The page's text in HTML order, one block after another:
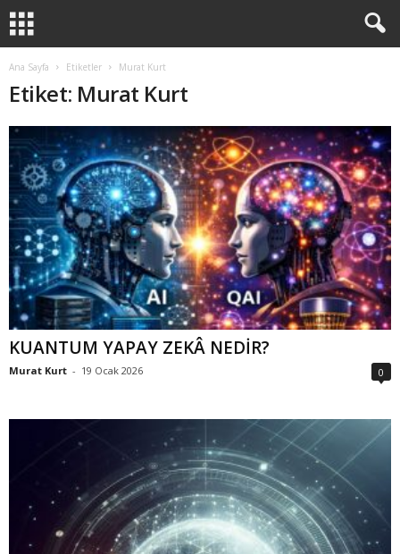
Ana Sayfa Etiketler Murat Kurt
Etiket: Murat Kurt
KUANTUM YAPAY ZEKÂ NEDİR?
Murat Kurt - 19 Ocak 2026 0